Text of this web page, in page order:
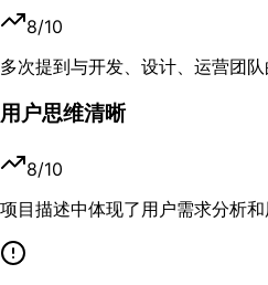
8/10
多次提到与开发、设计、运营团
用户思维清晰
8/10
项目描述中体现了用户需求分析